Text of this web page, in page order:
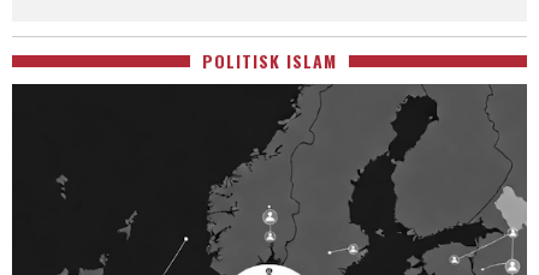
POLITISK ISLAM